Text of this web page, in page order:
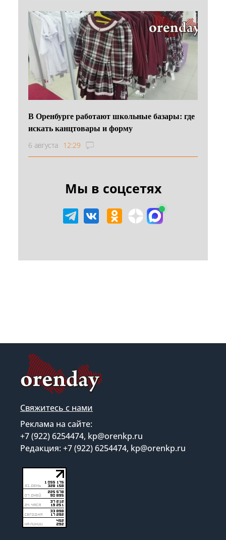
В Оренбурге работают школьные базары: где
искать канцтовары и форму
6 августа 12:29
Мы в соцсетях
Свяжитесь с нами
Реклама на сайте:
+7 (922) 6254474, kp@orenkp.ru
Редакция: +7 (922) 6254474, kp@orenkp.ru